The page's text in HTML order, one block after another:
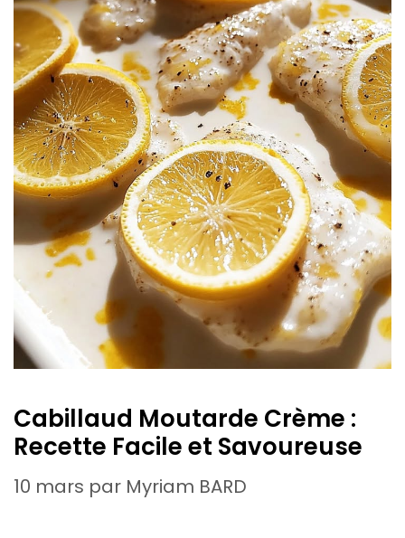
Cabillaud Moutarde Crème :
Recette Facile et Savoureuse
10 mars par Myriam BARD